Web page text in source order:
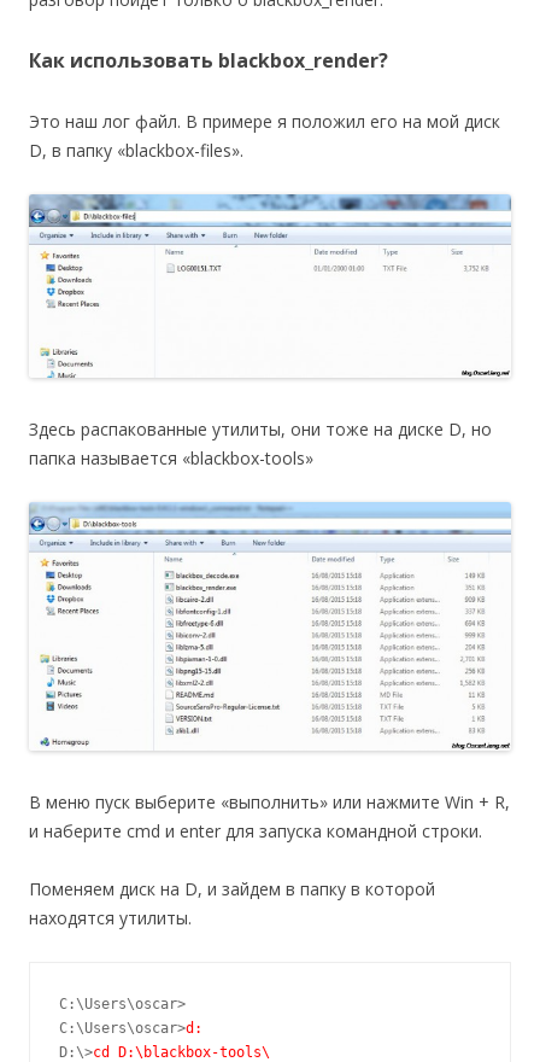
Как использовать blackbox_render?
Это наш лог файл. В примере я положил его на мой диск
D, в папку «blackbox-files».
Здесь распакованные утилиты, они тоже на диске D, но
папка называется «blackbox-tools»
В меню пуск выберите «выполнить» или нажмите Win + R,
и наберите cmd и enter для запуска командной строки.
Поменяем диск на D, и зайдем в папку в которой
находятся утилиты.
C:\Users\oscar>
C:\Users\oscar>d:
D:\>